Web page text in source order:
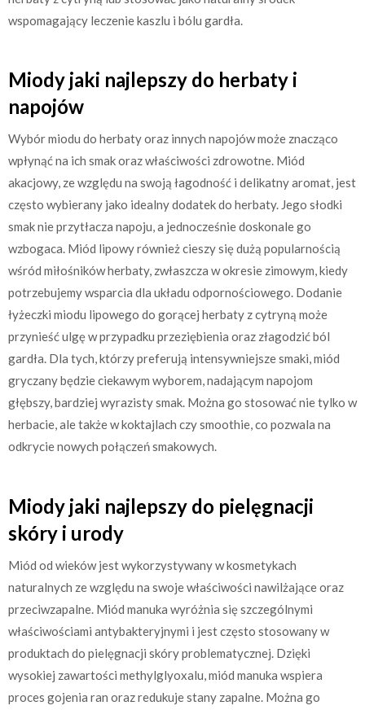
wspomagający leczenie kaszlu i bólu gardła.
Miody jaki najlepszy do herbaty i
napojów
Wybór miodu do herbaty oraz innych napojów może znacząco
wpłynąć na ich smak oraz właściwości zdrowotne. Miód
akacjowy, ze względu na swoją łagodność i delikatny aromat, jest
często wybierany jako idealny dodatek do herbaty. Jego słodki
smak nie przytłacza napoju, a jednocześnie doskonale go
wzbogaca. Miód lipowy również cieszy się dużą popularnością
wśród miłośników herbaty, zwłaszcza w okresie zimowym, kiedy
potrzebujemy wsparcia dla układu odpornościowego. Dodanie
łyżeczki miodu lipowego do gorącej herbaty z cytryną może
przynieść ulgę w przypadku przeziębienia oraz złagodzić ból
gardła. Dla tych, którzy preferują intensywniejsze smaki, miód
gryczany będzie ciekawym wyborem, nadającym napojom
głębszy, bardziej wyrazisty smak. Można go stosować nie tylko w
herbacie, ale także w koktajlach czy smoothie, co pozwala na
odkrycie nowych połączeń smakowych.
Miody jaki najlepszy do pielęgnacji
skóry i urody
Miód od wieków jest wykorzystywany w kosmetykach
naturalnych ze względu na swoje właściwości nawilżające oraz
przeciwzapalne. Miód manuka wyróżnia się szczególnymi
właściwościami antybakteryjnymi i jest często stosowany w
produktach do pielęgnacji skóry problematycznej. Dzięki
wysokiej zawartości methylglyoxalu, miód manuka wspiera
proces gojenia ran oraz redukuje stany zapalne. Można go